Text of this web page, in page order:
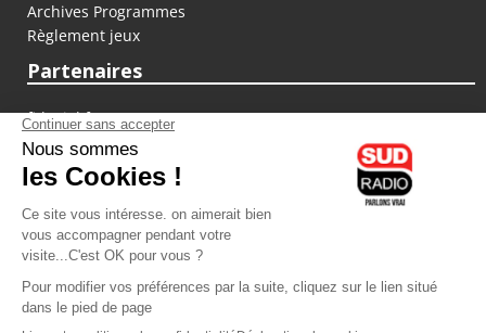
Archives Programmes
Règlement jeux
Partenaires
fiducial.fr
lyoncapitale.fr
olympique-et-lyonnais.com
L'application Iphone / Android
Téléchargez l'application
Les cookies